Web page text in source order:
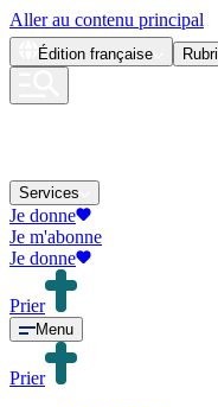
Aller au contenu principal
Édition française
Services
Je donne
Je m'abonne
Je donne
Prier
Menu
Prier